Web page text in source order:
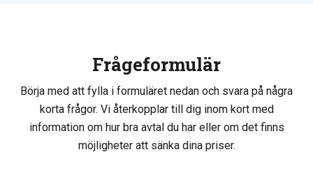
Frågeformulär
Börja med att fylla i formuläret nedan och svara på några
korta frågor. Vi återkopplar till dig inom kort med
information om hur bra avtal du har eller om det finns
möjligheter att sänka dina priser.